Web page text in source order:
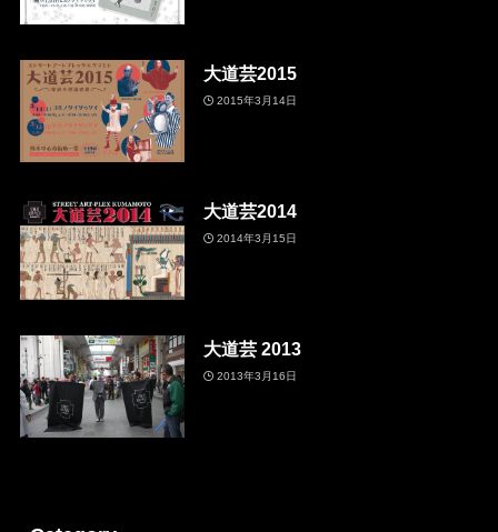
大道芸2015
2015年3月14日
大道芸2014
2014年3月15日
大道芸 2013
2013年3月16日